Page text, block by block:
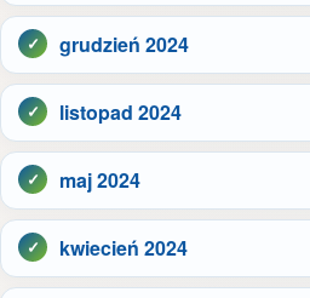
grudzień 2024
listopad 2024
maj 2024
kwiecień 2024